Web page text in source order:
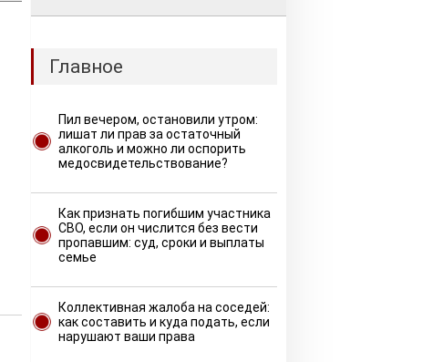
Главное
Пил вечером, остановили утром:
лишат ли прав за остаточный
алкоголь и можно ли оспорить
медосвидетельствование?
Как признать погибшим участника
СВО, если он числится без вести
пропавшим: суд, сроки и выплаты
семье
Коллективная жалоба на соседей:
как составить и куда подать, если
нарушают ваши права